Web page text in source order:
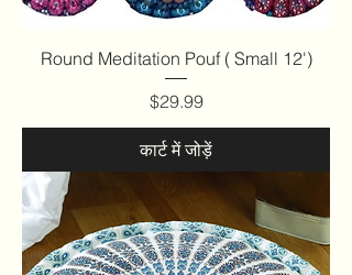
Round Meditation Pouf ( Small 12')
मूल्य
$29.99
कार्ट में जोड़ें